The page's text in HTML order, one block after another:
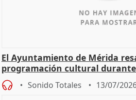
El Ayuntamiento de Mérida
programación cultural
Sonido Totales 13/07/